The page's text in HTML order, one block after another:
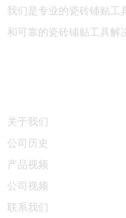
我们是专业的瓷砖铺贴工
和可靠的瓷砖铺贴工具解
关于我们
公司历史
产品视频
公司视频
联系我们